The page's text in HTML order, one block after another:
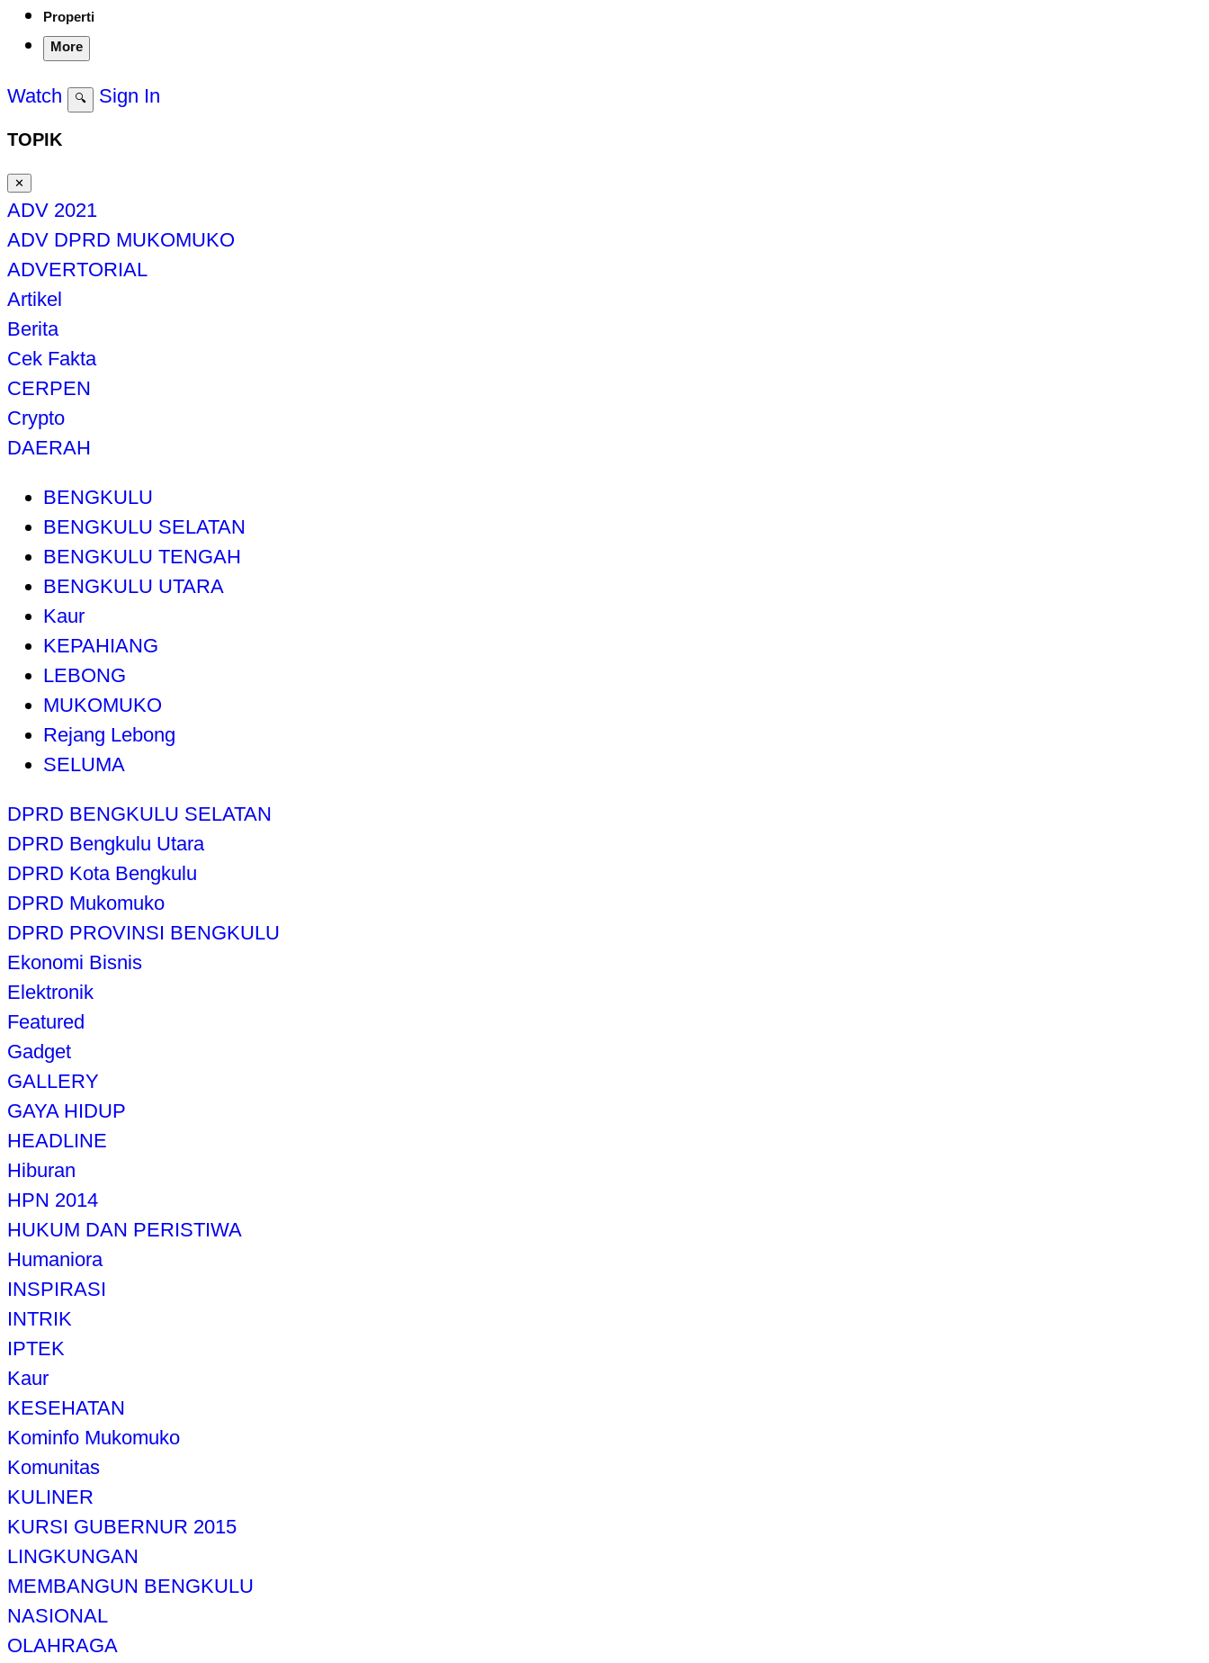
Properti
More
Watch 🔍 Sign In
TOPIK
✕
ADV 2021
ADV DPRD MUKOMUKO
ADVERTORIAL
Artikel
Berita
Cek Fakta
CERPEN
Crypto
DAERAH
BENGKULU
BENGKULU SELATAN
BENGKULU TENGAH
BENGKULU UTARA
Kaur
KEPAHIANG
LEBONG
MUKOMUKO
Rejang Lebong
SELUMA
DPRD BENGKULU SELATAN
DPRD Bengkulu Utara
DPRD Kota Bengkulu
DPRD Mukomuko
DPRD PROVINSI BENGKULU
Ekonomi Bisnis
Elektronik
Featured
Gadget
GALLERY
GAYA HIDUP
HEADLINE
Hiburan
HPN 2014
HUKUM DAN PERISTIWA
Humaniora
INSPIRASI
INTRIK
IPTEK
Kaur
KESEHATAN
Kominfo Mukomuko
Komunitas
KULINER
KURSI GUBERNUR 2015
LINGKUNGAN
MEMBANGUN BENGKULU
NASIONAL
OLAHRAGA